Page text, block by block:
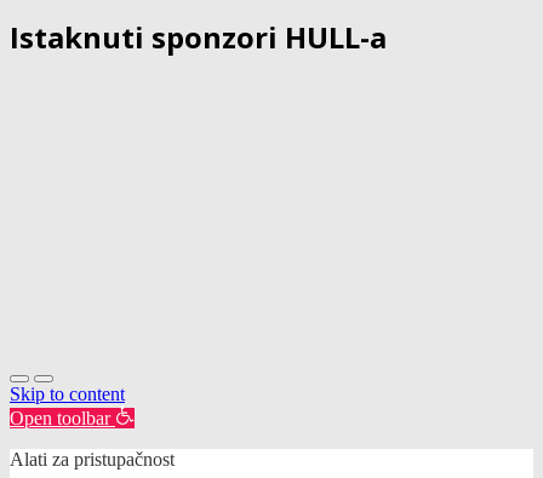
Istaknuti sponzori HULL-a
Skip to content
Open toolbar
Alati za pristupačnost